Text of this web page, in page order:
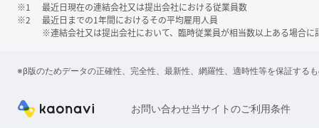
※1
最近日現在の連結会社又は提出会社における従業員数
※2
最近日までの1年間におけるその平均雇用人員
※連結会社又は提出会社において、臨時従業員が相当数以上ある場合に
※β版のためデータの正確性、完全性、最新性、網羅性、適時性等を保証する
お問い合わせ当サイトのご利用条件